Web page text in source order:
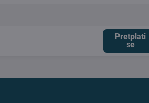
Pretplati
se